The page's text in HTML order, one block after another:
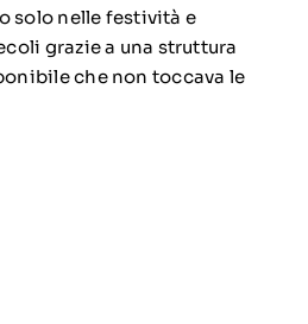
solo nelle festività e
grazie a una struttura
che non toccava le